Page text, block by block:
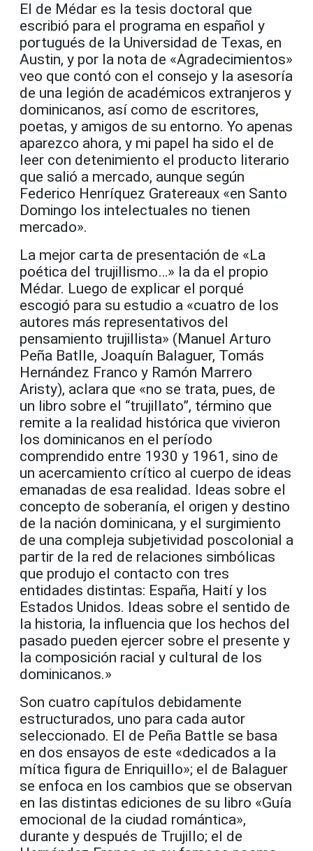
El de Médar es la tesis doctoral que
escribió para el programa en español y
portugués de la Universidad de Texas, en
Austin, y por la nota de «Agradecimientos»
veo que contó con el consejo y la asesoría
de una legión de académicos extranjeros y
dominicanos, así como de escritores,
poetas, y amigos de su entorno. Yo apenas
aparezco ahora, y mi papel ha sido el de
leer con detenimiento el producto literario
que salió a mercado, aunque según
Federico Henríquez Gratereaux «en Santo
Domingo los intelectuales no tienen
mercado».
La mejor carta de presentación de «La
poética del trujillismo…» la da el propio
Médar. Luego de explicar el porqué
escogió para su estudio a «cuatro de los
autores más representativos del
pensamiento trujillista» (Manuel Arturo
Peña Batlle, Joaquín Balaguer, Tomás
Hernández Franco y Ramón Marrero
Aristy), aclara que «no se trata, pues, de
un libro sobre el “trujillato”, término que
remite a la realidad histórica que vivieron
los dominicanos en el período
comprendido entre 1930 y 1961, sino de
un acercamiento crítico al cuerpo de ideas
emanadas de esa realidad. Ideas sobre el
concepto de soberanía, el origen y destino
de la nación dominicana, y el surgimiento
de una compleja subjetividad poscolonial a
partir de la red de relaciones simbólicas
que produjo el contacto con tres
entidades distintas: España, Haití y los
Estados Unidos. Ideas sobre el sentido de
la historia, la influencia que los hechos del
pasado pueden ejercer sobre el presente y
la composición racial y cultural de los
dominicanos.»
Son cuatro capítulos debidamente
estructurados, uno para cada autor
seleccionado. El de Peña Battle se basa
en dos ensayos de este «dedicados a la
mítica figura de Enriquillo»; el de Balaguer
se enfoca en los cambios que se observan
en las distintas ediciones de su libro «Guía
emocional de la ciudad romántica»,
durante y después de Trujillo; el de